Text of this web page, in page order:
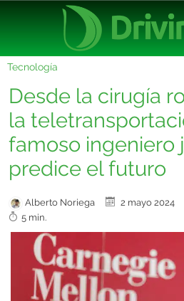
Tecnología
Desde la cirugía
la
famoso ingeniero
predice el futuro
Alberto Noriega
2 mayo 2024
5 min.